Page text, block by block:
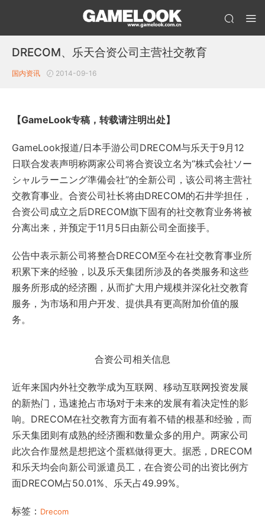
DRECOM、乐天合资公司主营社交教育
国内资讯 2014-09-16
【GameLook专稿，转载请注明出处】
GameLook报道/日本手游公司DRECOM与乐天于9月12
日联合发表声明称两家公司将合资设立名为“株式会社ソー
シャルラーニング準備会社”的全新公司，该公司将主营社
交教育事业。合资公司社长将由DRECOM的石井学担任，
合资公司成立之后DRECOM旗下固有的社交教育业务将被
分离出来，并预定于11月5日由新公司全面接手。
公告中表示新公司将整合DRECOM至今在社交教育事业所
积累下来的经验，以及乐天集团所涉及的各类服务和这些
服务所形成的经济圈，从而扩大用户规模并深化社交教育
服务，为市场和用户开发、提供具有更高附加价值的服
务。
合资公司相关信息
近年来国内外社交教学成为互联网、移动互联网投资发展
的新热门，迅速抢占市场对于未来的发展有着决定性的影
响。DRECOM在社交教育方面有着不错的根基和经验，而
乐天集团则有成熟的经济圈和数量众多的用户。两家公司
此次合作显然是想把这个蛋糕做得更大。据悉，DRECOM
和乐天均会向新公司派遣员工，在合资公司的出资比例方
面DRECOM占50.01%、乐天占49.99%。
标签： Drecom